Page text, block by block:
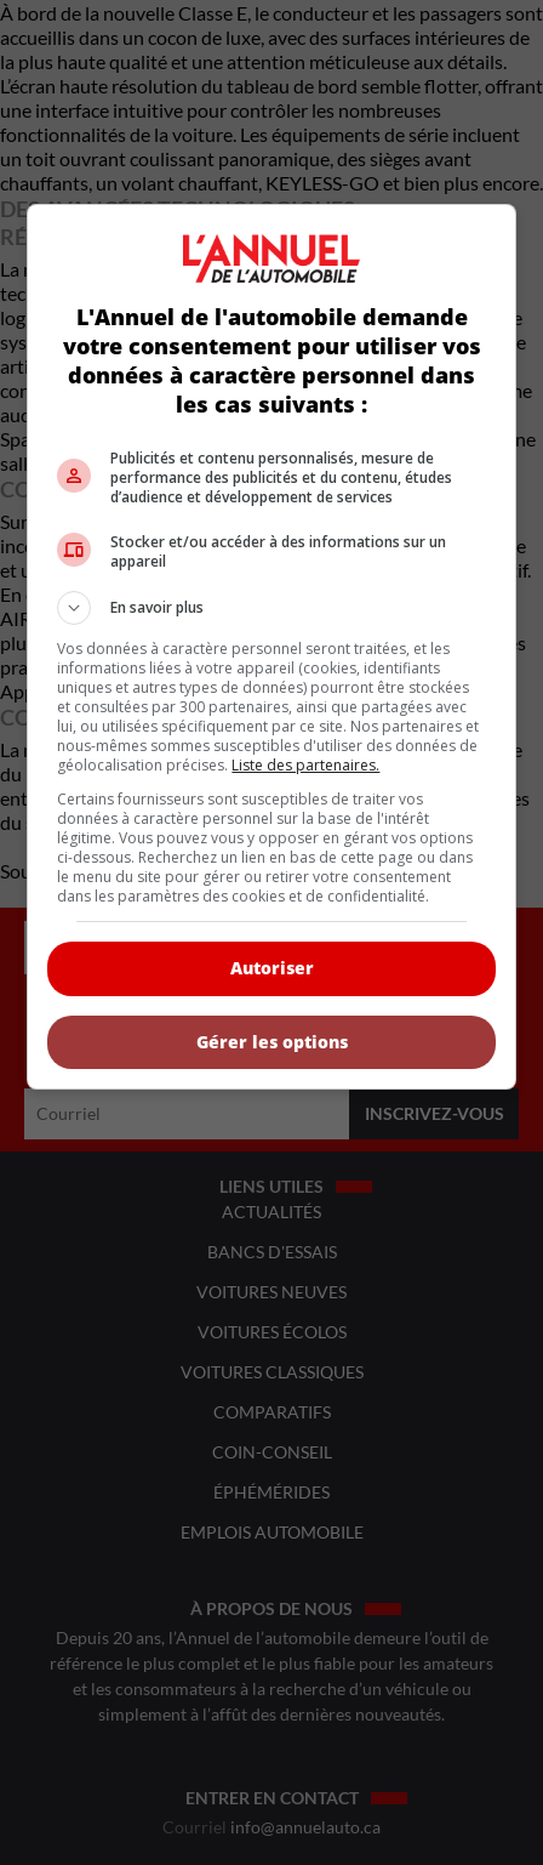
À bord de la nouvelle Classe E, le conducteur et les passagers sont
accueillis dans un cocon de luxe, avec des surfaces intérieures de
la plus haute qualité et une attention méticuleuse aux détails.
L’écran haute résolution du tableau de bord semble flotter, offrant
une interface intuitive pour contrôler les nombreuses
fonctionnalités de la voiture. Les équipements de série incluent
un toit ouvrant coulissant panoramique, des sièges avant
chauffants, un volant chauffant, KEYLESS-GO et bien plus encore.
DES AVANCÉES TECHNOLOGIQUES
RÉVOLUTIONNAIRES
La nouvelle Classe E est également à la pointe de l’innovation
technologique, avec une architecture électronique pilotée par
logiciel qui permettra des mises à jour individuelles à l’avenir. Le
système d’infodivertissement MBUX est doté d’une intelligence
artificielle qui s’adapte aux habitudes personnelles des
conducteurs, facilitant ainsi leur quotidien. En option, le système
audio Burmester® 4D Surround Sound avec Dolby Atmos®
Spatial Audio offre une expérience sonore immersive digne d’une
salle de concert.
CONDUITE SOUPLE ET CONFORTABLE
Sur la route, la Classe E offre une expérience de conduite
incomparable, avec une transmission intégrale 4MATIC de série
et une suspension AGILITY CONTROL à amortissement sélectif.
En option, la direction de l’essieu arrière et la suspension
AIRMATIC améliorent encore la stabilité et la maniabilité. De
plus, la nouvelle clé numérique Mercedes-Benz permet un accès
pratique et sécurisé au véhicule à l’aide d’un iPhone ou d’une
Apple Watch compatible.
CONCLUSION
La nouvelle Classe E de Mercedes-Benz incarne l’essence même
du luxe, de l’innovation et du confort. Avec son mariage réussi
entre tradition et modernité, elle est prête à redéfinir les normes
du segment des berlines de luxe de milieu de gamme.
Source : Mercedes-Benz
Inscrivez vous à l'infolettre.
LIENS UTILES
ACTUALITÉS
BANCS D'ESSAIS
VOITURES NEUVES
VOITURES ÉCOLOS
VOITURES CLASSIQUES
COMPARATIFS
COIN-CONSEIL
ÉPHÉMÉRIDES
EMPLOIS AUTOMOBILE
À PROPOS DE NOUS
Depuis 20 ans, l’Annuel de l’automobile demeure l’outil de
référence le plus complet et le plus fiable pour les amateurs
et les consommateurs à la recherche d’un véhicule ou
simplement à l’affût des dernières nouveautés.
ENTRER EN CONTACT
Courriel info@annuelauto.ca
L'Annuel de l'automobile demande
votre consentement pour utiliser vos
données à caractère personnel dans
les cas suivants :
Publicités et contenu personnalisés, mesure de
performance des publicités et du contenu, études
d’audience et développement de services
Stocker et/ou accéder à des informations sur un
appareil
En savoir plus
Vos données à caractère personnel seront traitées, et les
informations liées à votre appareil (cookies, identifiants
uniques et autres types de données) pourront être stockées
et consultées par 300 partenaires, ainsi que partagées avec
lui, ou utilisées spécifiquement par ce site. Nos partenaires et
nous-mêmes sommes susceptibles d'utiliser des données de
géolocalisation précises. Liste des partenaires.
Certains fournisseurs sont susceptibles de traiter vos
données à caractère personnel sur la base de l'intérêt
légitime. Vous pouvez vous y opposer en gérant vos options
ci-dessous. Recherchez un lien en bas de cette page ou dans
le menu du site pour gérer ou retirer votre consentement
dans les paramètres des cookies et de confidentialité.
Autoriser
Gérer les options